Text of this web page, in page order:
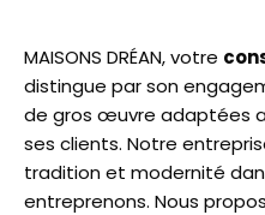
MAISONS DRÉAN, votre
distingue par son
de gros œuvre adaptées
ses clients. Notre
tradition et modernité
entreprenons. Nous